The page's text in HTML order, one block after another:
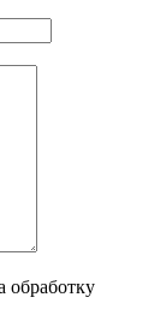
обработку